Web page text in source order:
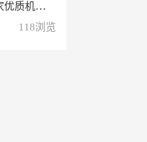
深度评测
118浏览